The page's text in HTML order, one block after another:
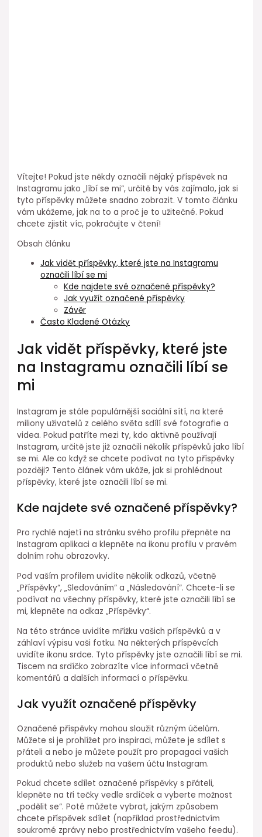
Vítejte! Pokud jste někdy označili nějaký příspěvek na
Instagramu jako „líbí se mi“, určitě by vás zajímalo, jak si
tyto příspěvky můžete snadno zobrazit. V tomto článku
vám ukážeme, jak na to a proč je to užitečné. Pokud
chcete zjistit víc, pokračujte v čtení!
Obsah článku
Jak vidět příspěvky, které jste na Instagramu
označili líbí se mi
Kde najdete své označené příspěvky?
Jak využít označené příspěvky
Závěr
Často Kladené Otázky
Jak vidět příspěvky, které jste
na Instagramu označili líbí se
mi
Instagram je stále populárnější sociální sítí, na které
miliony uživatelů z celého světa sdílí své fotografie a
videa. Pokud patříte mezi ty, kdo aktivně používají
Instagram, určitě jste již označili několik příspěvků jako líbí
se mi. Ale co když se chcete podívat na tyto příspěvky
později? Tento článek vám ukáže, jak si prohlédnout
příspěvky, které jste označili líbí se mi.
Kde najdete své označené příspěvky?
Pro rychlé najetí na stránku svého profilu přepněte na
Instagram aplikaci a klepněte na ikonu profilu v pravém
dolním rohu obrazovky.
Pod vaším profilem uvidíte několik odkazů, včetně
„Příspěvky“, „Sledováním“ a „Následování“. Chcete-li se
podívat na všechny příspěvky, které jste označili líbí se
mi, klepněte na odkaz „Příspěvky“.
Na této stránce uvidíte mřížku vašich příspěvků a v
záhlaví výpisu vaši fotku. Na některých příspěvcích
uvidíte ikonu srdce. Tyto příspěvky jste označili líbí se mi.
Tiscem na srdíčko zobrazíte více informací včetně
komentářů a dalších informací o příspěvku.
Jak využít označené příspěvky
Označené příspěvky mohou sloužit různým účelům.
Můžete si je prohlížet pro inspiraci, můžete je sdílet s
přáteli a nebo je můžete použít pro propagaci vašich
produktů nebo služeb na vašem účtu Instagram.
Pokud chcete sdílet označené příspěvky s přáteli,
klepněte na tři tečky vedle srdíček a vyberte možnost
„podělit se“. Poté můžete vybrat, jakým způsobem
chcete příspěvek sdílet (například prostřednictvím
soukromé zprávy nebo prostřednictvím vašeho feedu).